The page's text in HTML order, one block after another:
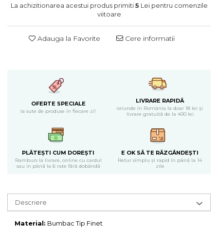
Cearceaf cu elastic
Cearceaf normal
Bumbac 100% Poplin Hobby
Bumbac 100%
Lenjerii Satin Premium
Lenjerii Jacquard
Lenjerii Matase
Lenjerii Creponate
Lenjerii pentru PASTE
Huse De Pat Tricotate 180x200cm
Huse Impermeabile 180x200cm
La achizitionarea acestui produs primiti5 Lei pentru comenzile
viitoare
Adauga la Favorite Cere informatii
OFERTE SPECIALE
la sute de produse în fiecare zi!
LIVRARE RAPIDĂ
oriunde în România la doar 18 lei și
livrare gratuită de la 400 lei
PLĂTEȘTI CUM DOREȘTI
Ramburs la livrare, online cu cardul
sau în până la 6 rate fără dobândă
E OK SĂ TE RĂZGÂNDEȘTI
Retur simplu și rapid în până la 14
zile
Descriere
Material: Bumbac Tip Finet